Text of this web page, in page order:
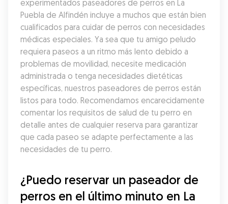
experimentados paseadores de perros en La
Puebla de Alfindén incluye a muchos que están bien
cualificados para cuidar de perros con necesidades
médicas especiales. Ya sea que tu amigo peludo
requiera paseos a un ritmo más lento debido a
problemas de movilidad, necesite medicación
administrada o tenga necesidades dietéticas
específicas, nuestros paseadores de perros están
listos para todo. Recomendamos encarecidamente
comentar los requisitos de salud de tu perro en
detalle antes de cualquier reserva para garantizar
que cada paseo se adapte perfectamente a las
necesidades de tu perro.
¿Puedo reservar un paseador de
perros en el último minuto en La